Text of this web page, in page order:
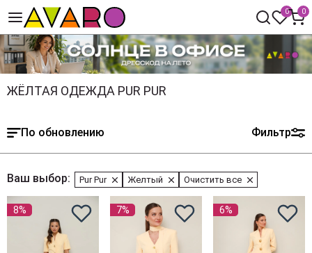
0 0
ЖЁЛТАЯ ОДЕЖДА PUR PUR
По обновлению Фильтр
Ваш выбор: Pur Pur Желтый Очистить все
8% 7% 6%